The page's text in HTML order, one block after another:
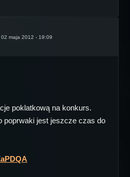
02 maja 2012 - 19:09
poklatkową na konkurs.
poprwaki jest jeszcze czas do